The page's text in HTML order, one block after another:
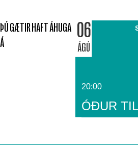
ÞÚ GÆTIR HAFT ÁHUGA
Á
06
ÁGÚ
20:00
ÓÐUR